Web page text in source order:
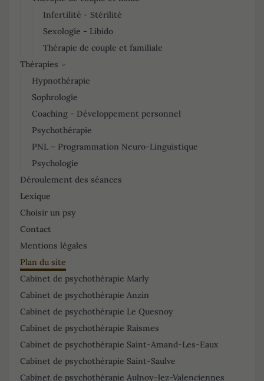
Infertilité - Stérilité
Sexologie - Libido
Thérapie de couple et familiale
Thérapies
Hypnothérapie
Sophrologie
Coaching - Développement personnel
Psychothérapie
PNL – Programmation Neuro-Linguistique
Psychologie
Déroulement des séances
Lexique
Choisir un psy
Contact
Mentions légales
Plan du site
Cabinet de psychothérapie Marly
Cabinet de psychothérapie Anzin
Cabinet de psychothérapie Le Quesnoy
Cabinet de psychothérapie Raismes
Cabinet de psychothérapie Saint-Amand-Les-Eaux
Cabinet de psychothérapie Saint-Saulve
Cabinet de psychothérapie Aulnoy-lez-Valenciennes